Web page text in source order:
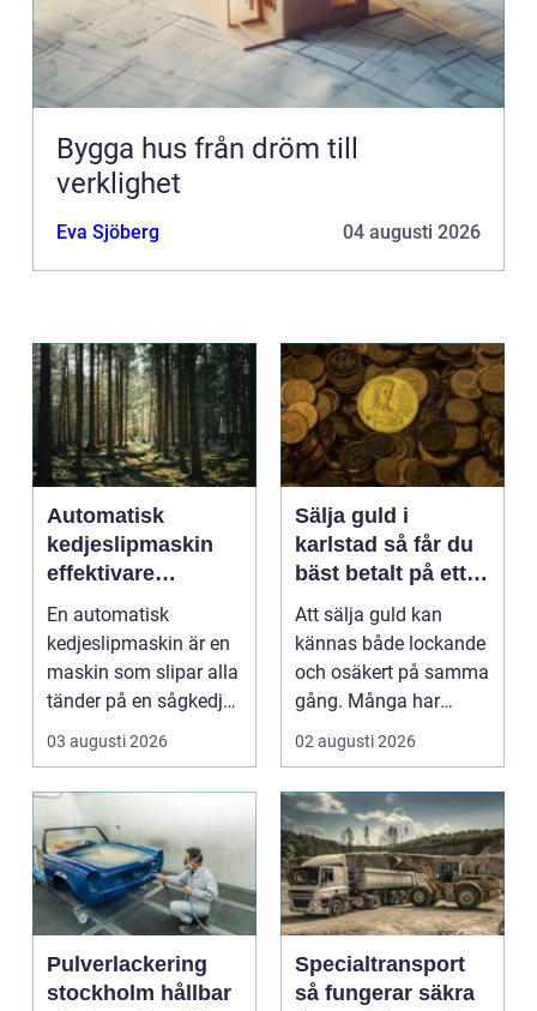
Bygga hus från dröm till
verklighet
Eva Sjöberg 04 augusti 2026
Automatisk
kedjeslipmaskin
effektivare
skogsarbete med
jämnare resultat
En automatisk
kedjeslipmaskin är en
maskin som slipar alla
tänder på en sågkedja
utan att användaren...
03 augusti 2026
Sälja guld i
karlstad så får du
bäst betalt på ett
tryggt sätt
Att sälja guld kan
kännas både lockande
och osäkert på samma
gång. Många har
gamla smycken,
arvegods...
02 augusti 2026
Pulverlackering
stockholm hållbar
Specialtransport
så fungerar säkra